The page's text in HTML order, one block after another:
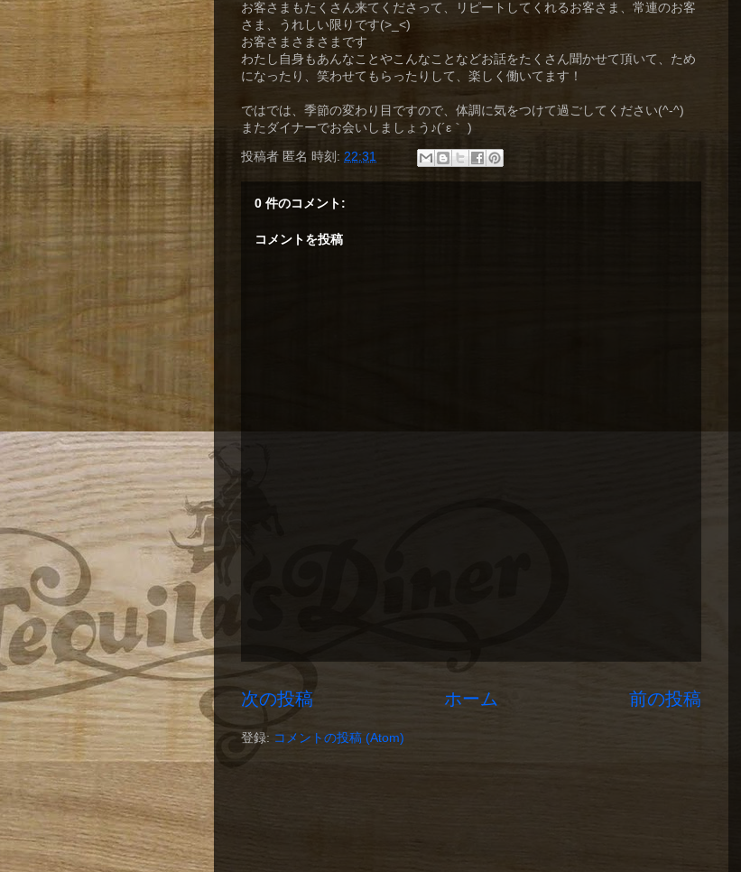
お客さまもたくさん来てくださって、リピートしてくれるお客さま、常連のお客
さま、うれしい限りです(>_<)
お客さまさまさまです
わたし自身もあんなことやこんなことなどお話をたくさん聞かせて頂いて、ため
になったり、笑わせてもらったりして、楽しく働いてます！
ではでは、季節の変わり目ですので、体調に気をつけて過ごしてください(^-^)
またダイナーでお会いしましょう♪(´ε｀ )
投稿者 匿名 時刻: 22:31
0 件のコメント:
コメントを投稿
次の投稿 前の投稿
ホーム
登録: コメントの投稿 (Atom)